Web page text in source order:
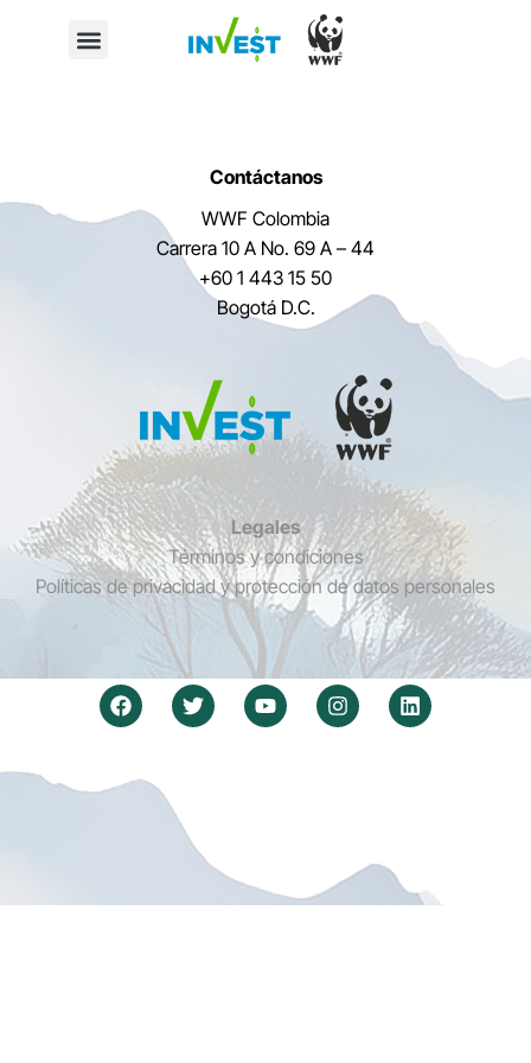
Contáctanos
WWF Colombia
Carrera 10 A No. 69 A – 44
+60 1 443 15 50
Bogotá D.C.
Legales
Términos y condiciones
Políticas de privacidad y protección de datos personales